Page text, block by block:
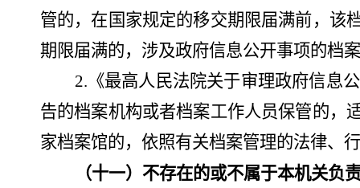
管的，在国家规定的移交期限届满前，该
期限届满的，涉及政府信息公开事项的档
2. 《最高人民法院关于审理政府信息
告的档案机构或者档案工作人员保管的，
家档案馆的，依照有关档案管理的法律、
（十一）不存在的或不属于本机关负